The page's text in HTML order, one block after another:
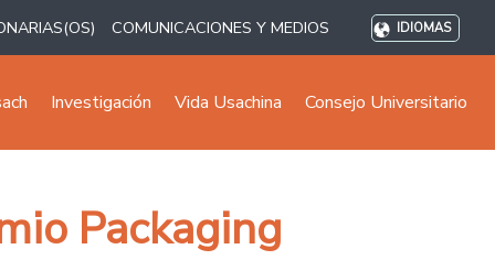
COMUNICACIONES Y MEDIOS IDIOMAS
Investigación Vida Usachina Consejo Universitario
Packaging